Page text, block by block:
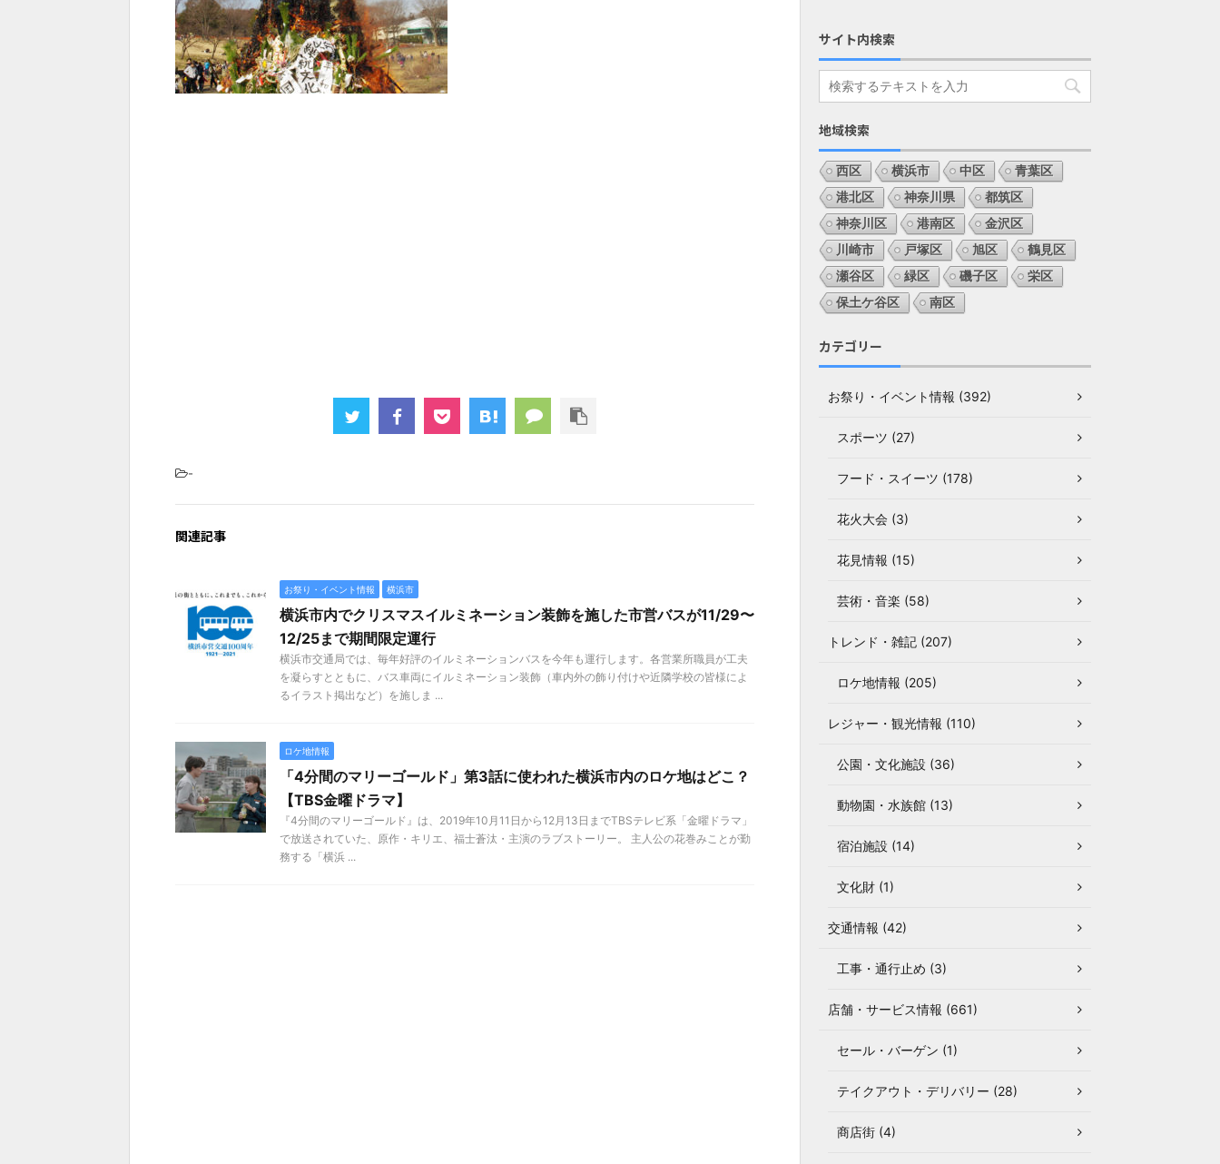
-
関連記事
お祭り・イベント情報 横浜市
横浜市内でクリスマスイルミネーション装飾を施した市営バスが11/29〜
12/25まで期間限定運行
横浜市交通局では、毎年好評のイルミネーションバスを今年も運行します。各営業所職員が工夫
を凝らすとともに、バス車両にイルミネーション装飾（車内外の飾り付けや近隣学校の皆様によ
るイラスト掲出など）を施しま ...
ロケ地情報
「4分間のマリーゴールド」第3話に使われた横浜市内のロケ地はどこ？
【TBS金曜ドラマ】
『4分間のマリーゴールド』は、2019年10月11日から12月13日までTBSテレビ系「金曜ドラマ」
で放送されていた、原作・キリエ、福士蒼汰・主演のラブストーリー。 主人公の花巻みことが勤
務する「横浜 ...
サイト内検索
地域検索
西区 横浜市 中区
青葉区
港北区
神奈川県
都筑区
神奈川区
港南区
金沢区
川崎市
戸塚区 旭区
鶴見区
瀬谷区
緑区 磯子区
栄区
保土ケ谷区
南区
カテゴリー
お祭り・イベント情報 (392)
スポーツ (27)
フード・スイーツ (178)
花火大会 (3)
花見情報 (15)
芸術・音楽 (58)
トレンド・雑記 (207)
ロケ地情報 (205)
レジャー・観光情報 (110)
公園・文化施設 (36)
動物園・水族館 (13)
宿泊施設 (14)
文化財 (1)
交通情報 (42)
工事・通行止め (3)
店舗・サービス情報 (661)
セール・バーゲン (1)
テイクアウト・デリバリー (28)
商店街 (4)